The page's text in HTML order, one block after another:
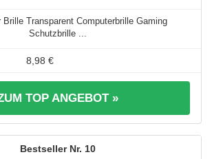
Transparent Computerbrille Gaming
Schutzbrille ...
8,98 €
TOP ANGEBOT »
10